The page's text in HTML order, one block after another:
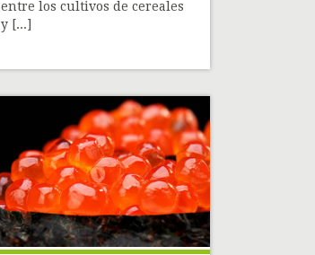
entre los cultivos de cereales
y [...]